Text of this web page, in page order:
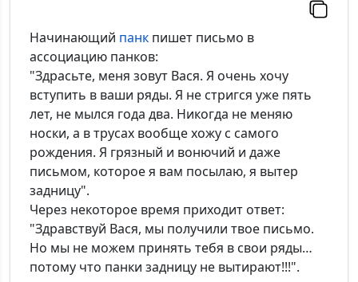
Начинающий панк пишет письмо в
ассоциацию панков:
"Здрасьте, меня зовут Вася. Я очень хочу
вступить в ваши ряды. Я не стригся уже пять
лет, не мылся года два. Никогда не меняю
носки, а в трусах вообще хожу с самого
рождения. Я грязный и вонючий и даже
письмом, которое я вам посылаю, я вытер
задницу".
Через некоторое время приходит ответ:
"Здравствуй Вася, мы получили твое письмо.
Но мы не можем принять тебя в свои ряды…
потому что панки задницу не вытирают!!!".